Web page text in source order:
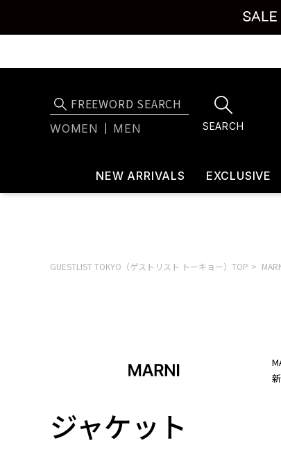
WOMEN MEN SEARCH
NEW ARRIVALS EXCLUSIVE
GUESTLIST TOKYO（ゲストリスト トーキョー）TOP
ジャケット